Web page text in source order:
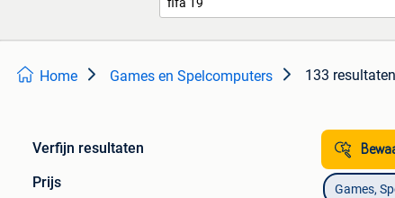
Home Games en Spelcomputers 133 resultaten
Verfijn resultaten
Prijs
Games,